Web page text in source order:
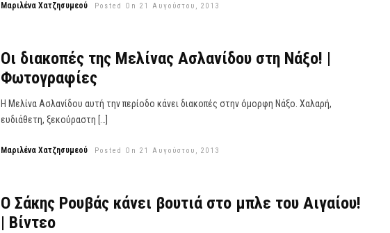
Μαριλένα Χατζησυμεού Posted On 21 Αυγούστου, 2013
Οι διακοπές της Μελίνας Ασλανίδου στη Νάξο! |
Φωτογραφίες
Η Μελίνα Ασλανίδου αυτή την περίοδο κάνει διακοπές στην όμορφη Νάξο. Χαλαρή,
ευδιάθετη, ξεκούραστη […]
Μαριλένα Χατζησυμεού Posted On 21 Αυγούστου, 2013
Ο Σάκης Ρουβάς κάνει βουτιά στο μπλε του Αιγαίου!
| Βίντεο